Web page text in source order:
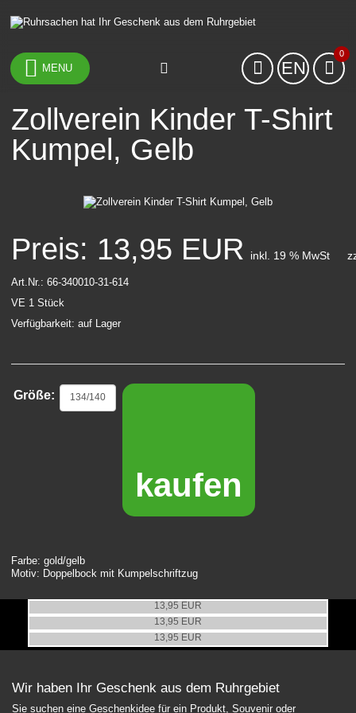
MENU EN
0
Zollverein Kinder T-Shirt
Kumpel, Gelb
Preis: 13,95 EUR inkl. 19 % MwSt
Art.Nr.: 66-340010-31-614
VE 1 Stück
Verfügbarkeit: auf Lager
Größe:
kaufen
Farbe: gold/gelb
Motiv: Doppelbock mit Kumpelschriftzug
13,95 EUR
Zollverein Kinder T-Shirt Kumpel, Orange
13,95 EUR
Zollverein Kinder T-Shirt Kumpel, Gelb
13,95 EUR
Wir haben Ihr Geschenk aus dem Ruhrgebiet
Sie suchen eine Geschenkidee für ein Produkt, Souvenir oder